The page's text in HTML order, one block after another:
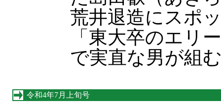
荒井退造にスポ
「東大卒のエリ
で実直な男が組
令和4年7月上旬号